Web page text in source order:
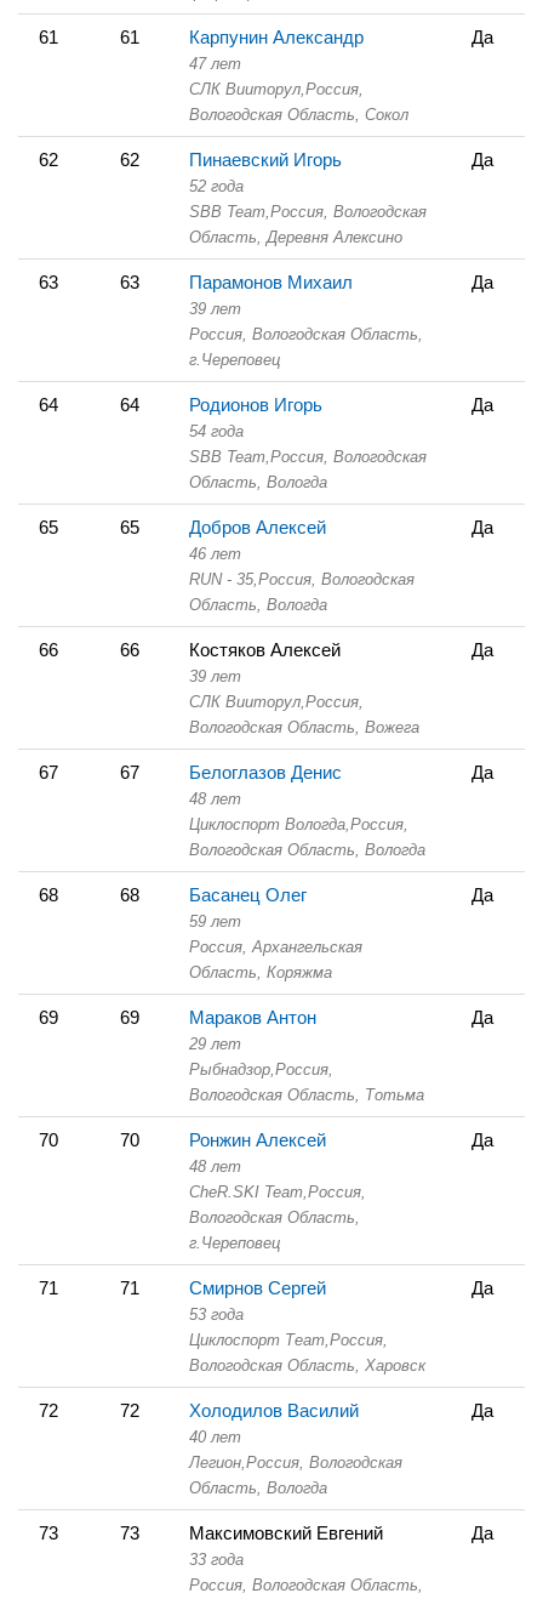
61 61 Карпунин Александр
47 лет
СЛК Вииторул, Россия,
Вологодская Область, Сокол
Да
62 62 Пинаевский Игорь
52 года
SBB Team, Россия, Вологодская
Область, Деревня Алексино
Да
63 63 Парамонов Михаил
39 лет
Россия, Вологодская Область,
г.Череповец
Да
64 64 Родионов Игорь
54 года
SBB Team, Россия, Вологодская
Область, Вологда
Да
65 65 Добров Алексей
46 лет
RUN - 35, Россия, Вологодская
Область, Вологда
Да
66 66 Костяков Алексей
39 лет
СЛК Вииторул, Россия,
Вологодская Область, Вожега
Да
67 67 Белоглазов Денис
48 лет
Циклоспорт Вологда, Россия,
Вологодская Область, Вологда
Да
68 68 Басанец Олег
59 лет
Россия, Архангельская
Область, Коряжма
Да
69 69 Мараков Антон
29 лет
Рыбнадзор, Россия,
Вологодская Область,
Тотьма
Да
70 70 Ронжин Алексей
48 лет
CheR.SKI Team, Россия,
Вологодская Область,
г.Череповец
Да
71 71 Смирнов Сергей
53 года
Циклоспорт Теаm, Россия,
Вологодская Область,
Харовск
Да
72 72 Холодилов Василий
40 лет
Легион, Россия, Вологодская
Область, Вологда
Да
73 73 Максимовский Евгений
33 года
Россия, Вологодская Область,
Да